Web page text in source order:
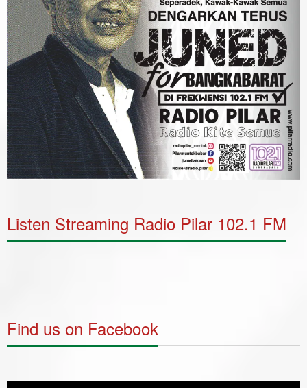
Listen Streaming Radio Pilar 102.1 FM
Find us on Facebook